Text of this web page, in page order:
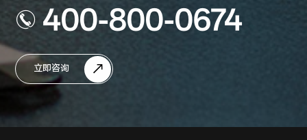
400-800-0674
立即咨询